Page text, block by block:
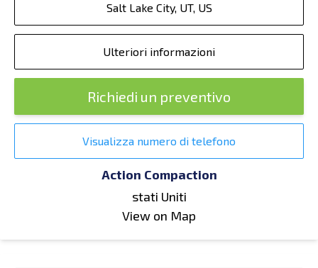
Salt Lake City, UT, US
Ulteriori informazioni
Richiedi un preventivo
Visualizza numero di telefono
Action Compaction
stati Uniti
View on Map